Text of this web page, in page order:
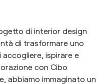
di interior design
di trasformare uno
ispirare e
con Cibo
abbiamo immaginato un